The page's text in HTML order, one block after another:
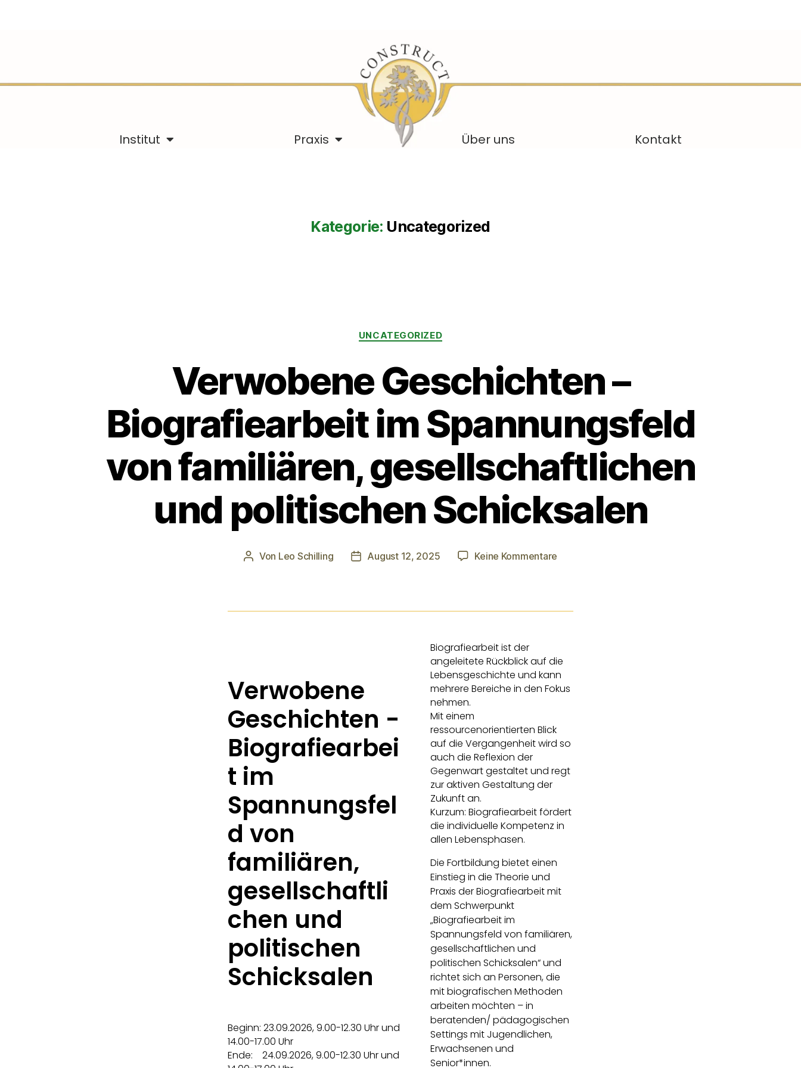
Institut Praxis Über uns Kontakt
Kategorie: Uncategorized
UNCATEGORIZED
Verwobene Geschichten –
Biografiearbeit im Spannungsfeld
von familiären, gesellschaftlichen
und politischen Schicksalen
Von Leo Schilling August 12, 2025 Keine Kommentare
Verwobene
Geschichten -
Biografiearbei
t im
Spannungsfel
d von
familiären,
gesellschaftli
chen und
politischen
Schicksalen
Beginn: 23.09.2026, 9.00-12.30 Uhr und
14.00-17.00 Uhr
Ende: 24.09.2026, 9.00-12.30 Uhr und
Biografiearbeit ist der
angeleitete Rückblick auf die
Lebensgeschichte und kann
mehrere Bereiche in den Fokus
nehmen.
Mit einem
ressourcenorientierten Blick
auf die Vergangenheit wird so
auch die Reflexion der
Gegenwart gestaltet und regt
zur aktiven Gestaltung der
Zukunft an.
Kurzum: Biografiearbeit fördert
die individuelle Kompetenz in
allen Lebensphasen.
Die Fortbildung bietet einen
Einstieg in die Theorie und
Praxis der Biografiearbeit mit
dem Schwerpunkt
„Biografiearbeit im
Spannungsfeld von familiären,
gesellschaftlichen und
politischen Schicksalen“ und
richtet sich an Personen, die
mit biografischen Methoden
arbeiten möchten – in
beratenden/ pädagogischen
Settings mit Jugendlichen,
Erwachsenen und
Senior*innen.